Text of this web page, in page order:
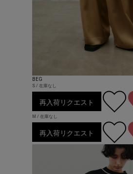
BEG
S / 在庫なし
再入荷リクエスト
M / 在庫なし
再入荷リクエスト